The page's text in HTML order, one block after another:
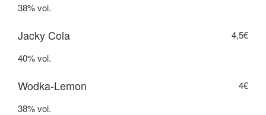
38% vol.
Jacky Cola
4,5€
40% vol.
Wodka-Lemon
4€
38% vol.